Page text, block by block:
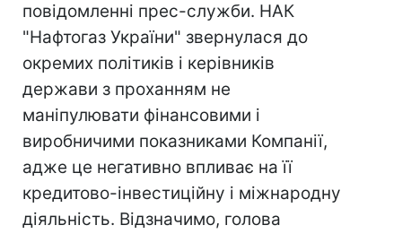
повідомленні прес-служби. НАК
"Нафтогаз України" звернулася до
окремих політиків і керівників
держави з проханням не
маніпулювати фінансовими і
виробничими показниками Компанії,
адже це негативно впливає на її
кредитово-інвестиційну і міжнародну
діяльність. Відзначимо, голова